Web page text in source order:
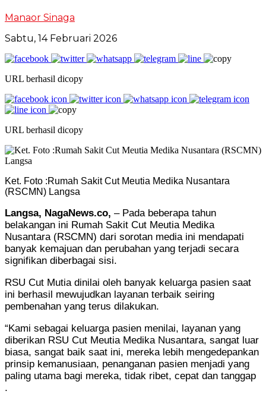
Manaor Sinaga
Sabtu, 14 Februari 2026
URL berhasil dicopy
URL berhasil dicopy
Ket. Foto :Rumah Sakit Cut Meutia Medika Nusantara
(RSCMN) Langsa
Langsa, NagaNews.co, – Pada beberapa tahun
belakangan ini Rumah Sakit Cut Meutia Medika
Nusantara (RSCMN) dari sorotan media ini mendapati
banyak kemajuan dan perubahan yang terjadi secara
signifikan diberbagai sisi.
RSU Cut Mutia dinilai oleh banyak keluarga pasien saat
ini berhasil mewujudkan layanan terbaik seiring
pembenahan yang terus dilakukan.
“Kami sebagai keluarga pasien menilai, layanan yang
diberikan RSU Cut Meutia Medika Nusantara, sangat luar
biasa, sangat baik saat ini, mereka lebih mengedepankan
prinsip kemanusiaan, penanganan pasien menjadi yang
paling utama bagi mereka, tidak ribet, cepat dan tanggap
.